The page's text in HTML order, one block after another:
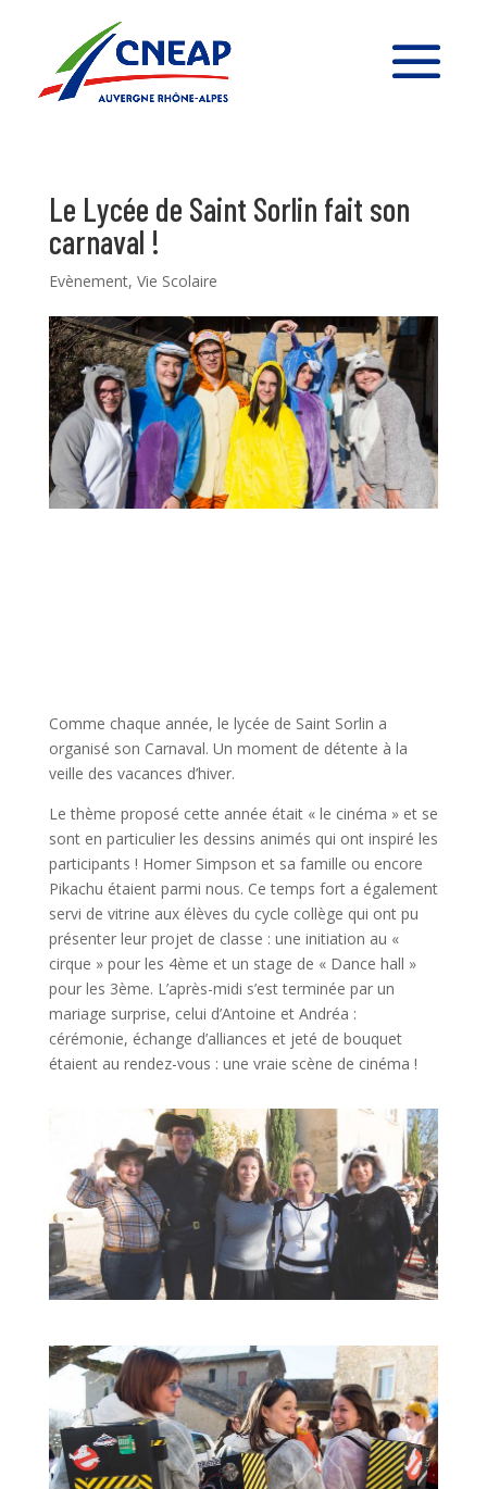
Le Lycée de Saint Sorlin fait son
carnaval !
Evènement, Vie Scolaire
Comme chaque année, le lycée de Saint Sorlin a
organisé son Carnaval. Un moment de détente à la
veille des vacances d’hiver.
Le thème proposé cette année était « le cinéma » et se
sont en particulier les dessins animés qui ont inspiré les
participants ! Homer Simpson et sa famille ou encore
Pikachu étaient parmi nous. Ce temps fort a également
servi de vitrine aux élèves du cycle collège qui ont pu
présenter leur projet de classe : une initiation au «
cirque » pour les 4ème et un stage de « Dance hall »
pour les 3ème. L’après-midi s’est terminée par un
mariage surprise, celui d’Antoine et Andréa :
cérémonie, échange d’alliances et jeté de bouquet
étaient au rendez-vous : une vraie scène de cinéma !